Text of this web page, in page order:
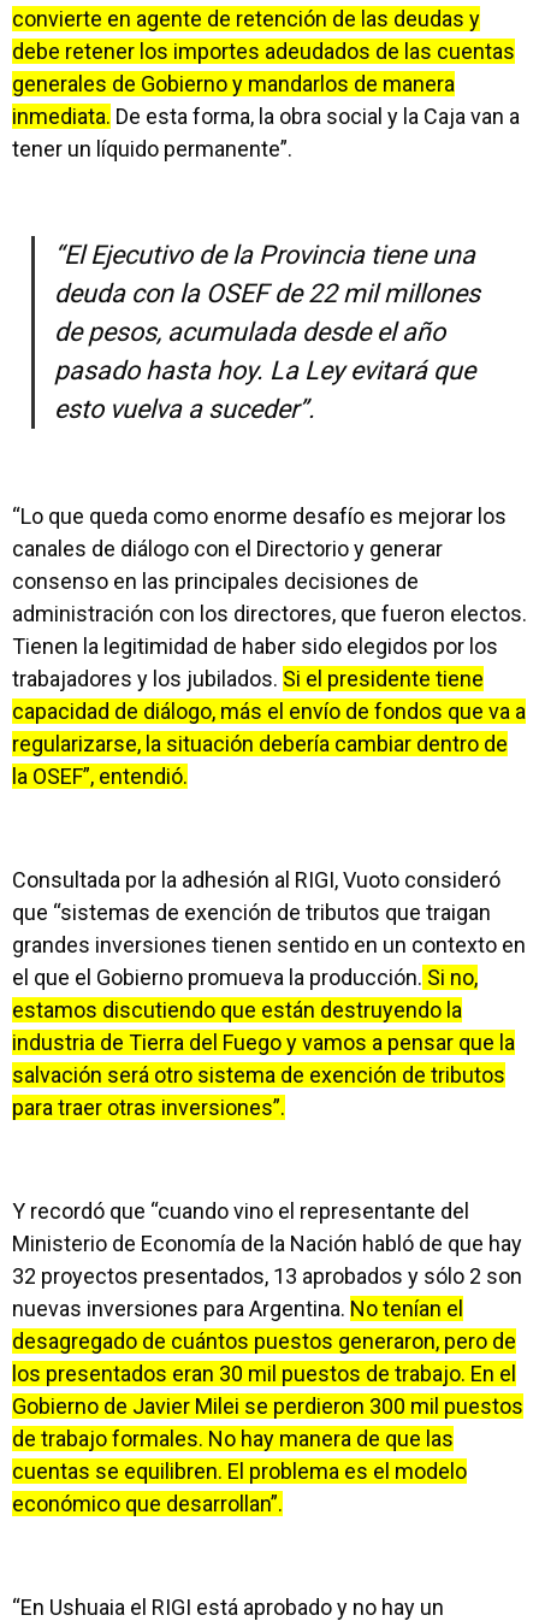
convierte en agente de retención de las deudas y
debe retener los importes adeudados de las cuentas
generales de Gobierno y mandarlos de manera
inmediata. De esta forma, la obra social y la Caja van a
tener un líquido permanente”.
“El Ejecutivo de la Provincia tiene una
deuda con la OSEF de 22 mil millones
de pesos, acumulada desde el año
pasado hasta hoy. La Ley evitará que
esto vuelva a suceder”.
“Lo que queda como enorme desafío es mejorar los
canales de diálogo con el Directorio y generar
consenso en las principales decisiones de
administración con los directores, que fueron electos.
Tienen la legitimidad de haber sido elegidos por los
trabajadores y los jubilados. Si el presidente tiene
capacidad de diálogo, más el envío de fondos que va a
regularizarse, la situación debería cambiar dentro de
la OSEF”, entendió.
Consultada por la adhesión al RIGI, Vuoto consideró
que “sistemas de exención de tributos que traigan
grandes inversiones tienen sentido en un contexto en
el que el Gobierno promueva la producción. Si no,
estamos discutiendo que están destruyendo la
industria de Tierra del Fuego y vamos a pensar que la
salvación será otro sistema de exención de tributos
para traer otras inversiones”.
Y recordó que “cuando vino el representante del
Ministerio de Economía de la Nación habló de que hay
32 proyectos presentados, 13 aprobados y sólo 2 son
nuevas inversiones para Argentina. No tenían el
desagregado de cuántos puestos generaron, pero de
los presentados eran 30 mil puestos de trabajo. En el
Gobierno de Javier Milei se perdieron 300 mil puestos
de trabajo formales. No hay manera de que las
cuentas se equilibren. El problema es el modelo
económico que desarrollan”.
“En Ushuaia el RIGI está aprobado y no hay un